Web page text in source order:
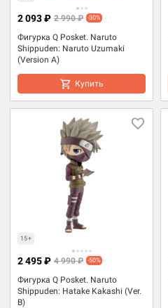
Фигурка Q Posket. Naruto
Shippuden: Naruto Uzumaki
(Version A)
2 093 ₽ 2 990 ₽ -30%
Купить
15+
Фигурка Q Posket. Naruto
Shippuden: Hatake Kakashi (Ver.
B)
2 495 ₽ 4 990 ₽ -50%